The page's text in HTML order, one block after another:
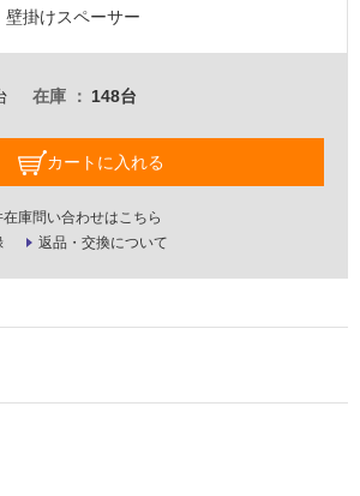
壁掛けスペーサー
在庫 148台
カートに入れる
庫問い合わせはこちら
返品・交換について